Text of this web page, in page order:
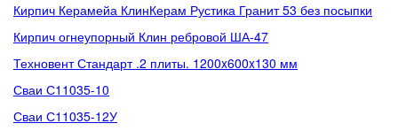
Кирпич Керамейа КлинКерам Рустика Гранит 53 без посыпки
Кирпич огнеупорный Клин ребровой ША-47
Техновент Стандарт .2 плиты. 1200x600x130 мм
Сваи С11035-10
Сваи С11035-12У